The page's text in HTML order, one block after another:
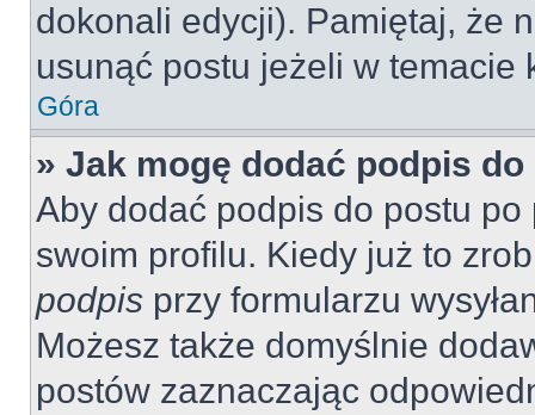
dokonali edycji). Pamiętaj, że
usunąć postu jeżeli w temacie
Góra
» Jak mogę dodać podpis
Aby dodać podpis do postu
swoim profilu. Kiedy już to
podpis przy formularzu
Możesz także domyślnie
postów zaznaczając